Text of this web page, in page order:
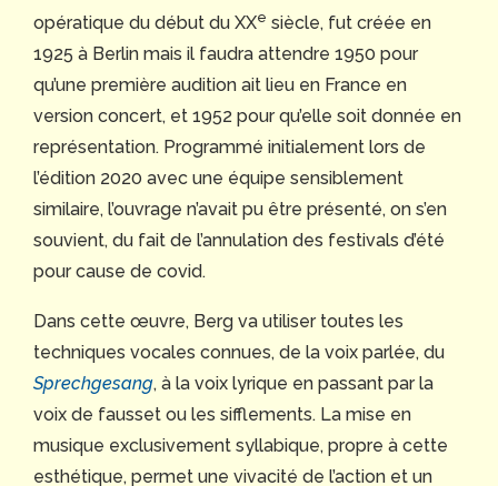
opératique du début du XXe siècle, fut créée en
1925 à Berlin mais il faudra attendre 1950 pour
qu’une première audition ait lieu en France en
version concert, et 1952 pour qu’elle soit donnée en
représentation. Programmé initialement lors de
l’édition 2020 avec une équipe sensiblement
similaire, l’ouvrage n’avait pu être présenté, on s’en
souvient, du fait de l’annulation des festivals d’été
pour cause de covid.
Dans cette œuvre, Berg va utiliser toutes les
techniques vocales connues, de la voix parlée, du
Sprechgesang, à la voix lyrique en passant par la
voix de fausset ou les sifflements. La mise en
musique exclusivement syllabique, propre à cette
esthétique, permet une vivacité de l’action et un